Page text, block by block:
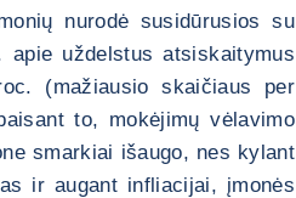
nurodė susidūrusios su
uždelstus atsiskaitymus
(mažiausio skaičiaus per
to, mokėjimų vėlavimo
smarkiai išaugo, nes kylant
ir augant infliacijai, įmonės